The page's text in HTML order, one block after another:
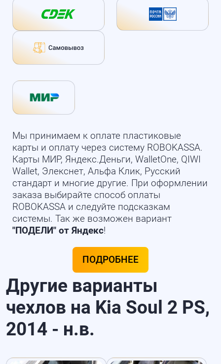
Мы принимаем к оплате пластиковые
карты и оплату через систему ROBOKASSA.
Карты МИР, Яндекс.Деньги, WalletOne, QIWI
Wallet, Элекснет, Альфа Клик, Русский
стандарт и многие другие. При оформлении
заказа выбирайте способ оплаты
ROBOKASSA и следуйте подсказкам
системы. Так же возможен вариант
"ПОДЕЛИ" от Яндекс!
ПОДРОБНЕЕ
Другие варианты
чехлов на Kia Soul 2 PS,
2014 - н.в.